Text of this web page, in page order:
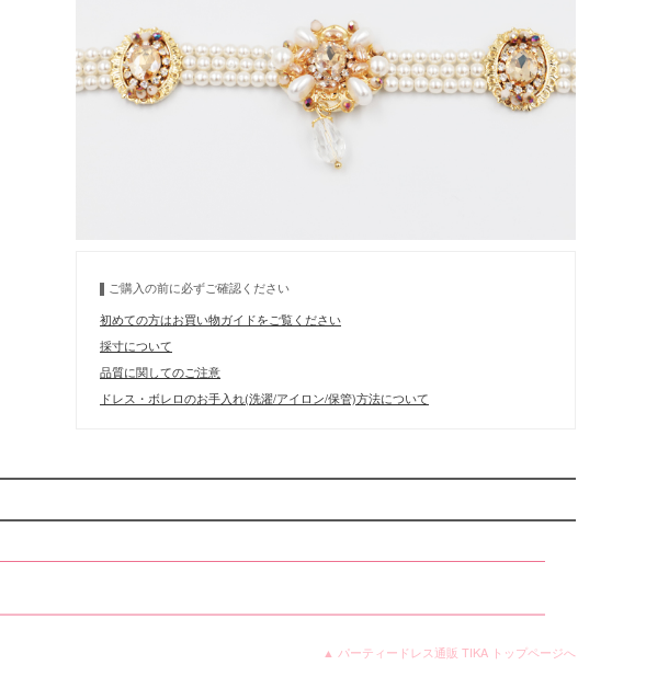
ご購入の前に必ずご確認ください
初めての方はお買い物ガイドをご覧ください
採寸について
品質に関してのご注意
ドレス・ボレロのお手入れ(洗濯/アイロン/保管)方法について
▲ パーティードレス通販 TIKA トップページへ